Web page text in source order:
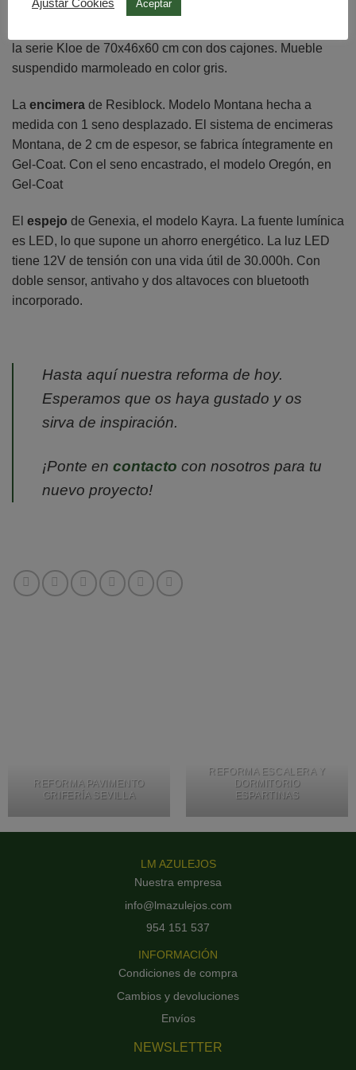
la serie Kloe de 70x46x60 cm con dos cajones. Mueble
suspendido marmoleado en color gris.
La encimera de Resiblock. Modelo Montana hecha a
medida con 1 seno desplazado. El sistema de encimeras
Montana, de 2 cm de espesor, se fabrica íntegramente en
Gel-Coat. Con el seno encastrado, el modelo Oregón, en
Gel-Coat
El espejo de Genexia, el modelo Kayra. La fuente lumínica
es LED, lo que supone un ahorro energético. La luz LED
tiene 12V de tensión con una vida útil de 30.000h. Con
doble sensor, antivaho y dos altavoces con bluetooth
incorporado.
Hasta aquí nuestra reforma de hoy.
Esperamos que os haya gustado y os
sirva de inspiración.
¡Ponte en contacto con nosotros para tu
nuevo proyecto!
REFORMA PAVIMENTO
GRIFERÍA SEVILLA
REFORMA ESCALERA Y
DORMITORIO
ESPARTINAS
LM AZULEJOS
Nuestra empresa
info@lmazulejos.com
954 151 537
INFORMACIÓN
Condiciones de compra
Cambios y devoluciones
Envíos
NEWSLETTER
Ajustar Cookies Aceptar